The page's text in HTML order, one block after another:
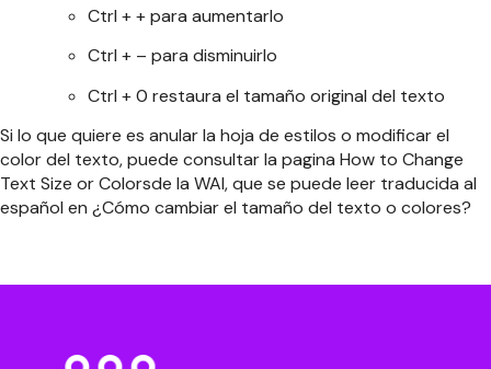
Ctrl + + para aumentarlo
Ctrl + – para disminuirlo
Ctrl + 0 restaura el tamaño original del texto
Si lo que quiere es anular la hoja de estilos o modificar el
color del texto, puede consultar la pagina How to Change
Text Size or Colorsde la WAI, que se puede leer traducida al
español en ¿Cómo cambiar el tamaño del texto o colores?